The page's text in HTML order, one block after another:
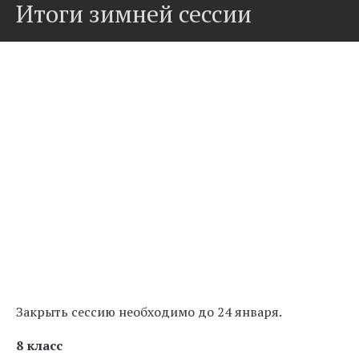
Итоги зимней сессии
Закрыть сессию необходимо до 24 января.
8 класс